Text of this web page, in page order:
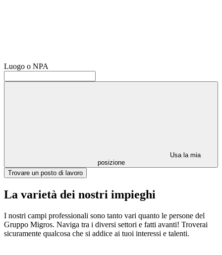
Luogo o NPA
Usa la mia
posizione
Trovare un posto di lavoro
La varietà dei nostri impieghi
I nostri campi professionali sono tanto vari quanto le persone del
Gruppo Migros. Naviga tra i diversi settori e fatti avanti! Troverai
sicuramente qualcosa che si addice ai tuoi interessi e talenti.